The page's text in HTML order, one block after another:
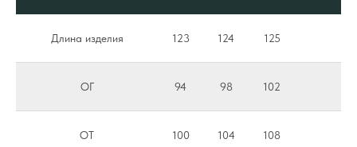
Длина изделия 123 124 125
ОГ 94 98 102
ОТ 100 104 108